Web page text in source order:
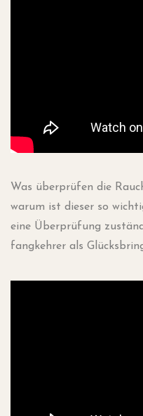
Was über­prü­fen die
war­um ist die­ser so
eine Über­prü­fung
fang­keh­rer als